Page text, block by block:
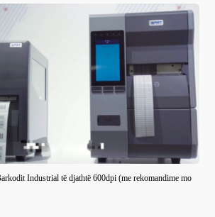
Industrial të djathtë 600dpi (me rekomandime mo